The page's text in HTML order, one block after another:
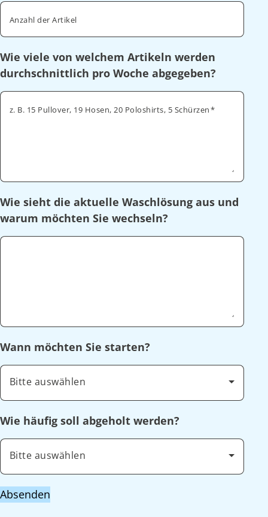
Anzahl der Artikel
Wie viele von welchem Artikeln werden
durchschnittlich pro Woche abgegeben?
z. B. 15 Pullover, 19 Hosen, 20 Poloshirts, 5 Schürzen
Wie sieht die aktuelle Waschlösung aus und
warum möchten Sie wechseln?
Wann möchten Sie starten?
Bitte auswählen
Wie häufig soll abgeholt werden?
Bitte auswählen
Absenden